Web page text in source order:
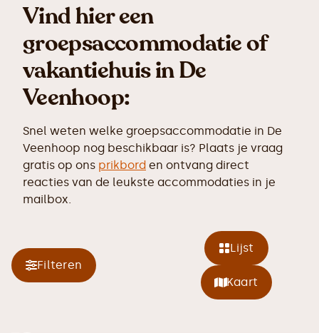
Vind hier een
groepsaccommodatie of
vakantiehuis in De
Veenhoop:
Snel weten welke groepsaccommodatie in De
Veenhoop nog beschikbaar is? Plaats je vraag
gratis op ons prikbord en ontvang direct
reacties van de leukste accommodaties in je
mailbox.
Filteren
Lijst
Kaart